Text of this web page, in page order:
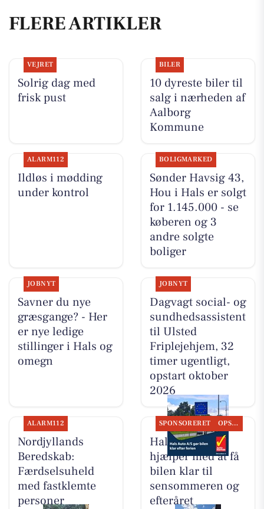
FLERE ARTIKLER
VEJRET
Solrig dag med
frisk pust
BILER
10 dyreste biler til
salg i nærheden af
Aalborg
Kommune
ALARM112
Ildløs i mødding
under kontrol
BOLIGMARKED
Sønder Havsig 43,
Hou i Hals er solgt
for 1.145.000 - se
køberen og 3
andre solgte
boliger
JOBNYT
Savner du nye
græsgange? - Her
er nye ledige
stillinger i Hals og
omegn
JOBNYT
Dagvagt social- og
sundhedsassistent
til Ulsted
Friplejehjem, 32
timer ugentligt,
opstart oktober
2026
ALARM112
Nordjyllands
Beredskab:
Færdselsuheld
med fastklemte
personer
SPONSORERET OPSLAGSTAVLEN
Hals Auto A/S
hjælper med at få
bilen klar til
sensommeren og
efteråret